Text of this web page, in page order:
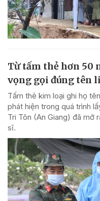
Từ tấm thẻ hơn 50
vọng gọi đúng tên
Tấm thẻ kim loại ghi họ
phát hiện trong quá trình
Tri Tôn (An Giang) đã mở
sĩ.